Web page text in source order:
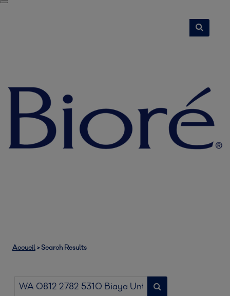
Accueil> Search Results